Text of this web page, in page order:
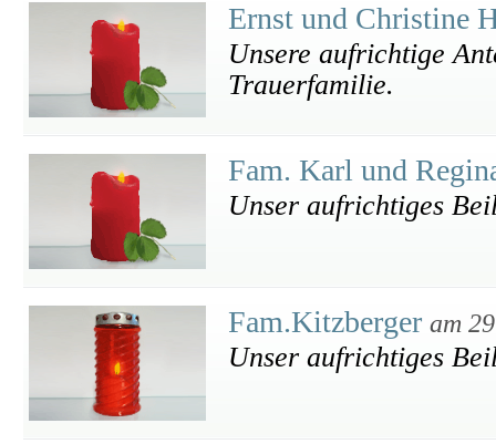
Ernst und Christine
Unsere aufrichtige
Trauerfamilie.
Fam. Karl und
Unser aufrichtiges
Fam.Kitzberger am
Unser aufrichtiges